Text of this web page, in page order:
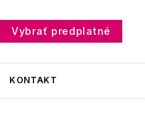
Vybrať predplatné
KONTAKT